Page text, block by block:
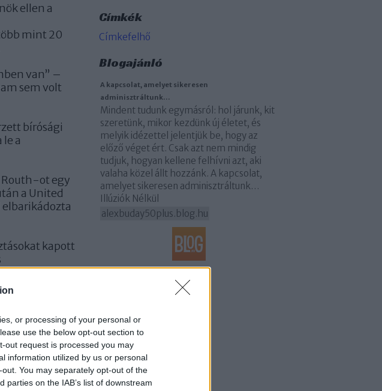
or processing of your personal or
use the below opt-out section to
out request is processed you may
information utilized by us or personal
You may separately opt-out of the
on the IAB’s list of downstream
ellen a
mint 20
van” –
sem volt
bírósági
a
Routh-ot egy
a United
kapott
nincs
a Lee
Így
Mutassa a
és
a
Címkék
Címkefelhő
Blogajánló
A kapcsolat, amelyet sikeresen
adminisztráltunk…
Mindent tudunk egymásról: hol járunk, kit
szeretünk, mikor kezdünk új életet, és
melyik idézettel jelentjük be, hogy az
előző véget ért. Csak azt nem mindig
tudjuk, hogyan kellene felhívni azt, aki
valaha közel állt hozzánk. A kapcsolat,
amelyet sikeresen adminisztráltunk…
Illúziók Nélkül
alexbuday50plus.blog.hu
2026 június
2026 május
2026 április
2026 március
2026 február
2026 január(